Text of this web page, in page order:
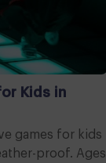
Kids in
games for kids
proof. Ages